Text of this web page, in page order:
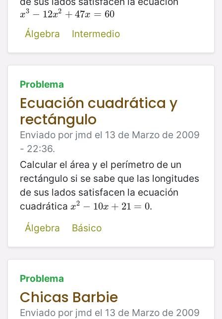
x3 − 12x2 + 47x = 60
x3 −12x2+47x=60
Álgebra
Intermedio
Problema
Ecuación cuadrática y
rectángulo
Enviado por jmd el 13 de Marzo de 2009
- 22:36.
Calcular el área y el perímetro de un
rectángulo si se sabe que las longitudes
de sus lados satisfacen la ecuación
cuadrática x2 − 10x + 21 = 0
x2 −10x+ 21 =0
.
Álgebra
Básico
Problema
Chicas Barbie
Enviado por jmd el 13 de Marzo de 2009